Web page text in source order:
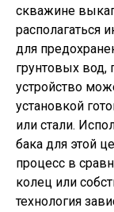
скважине
располагаться
для
грунтовых вод,
устройство
установкой
или стали.
бака для этой
процесс в
колец или
технология